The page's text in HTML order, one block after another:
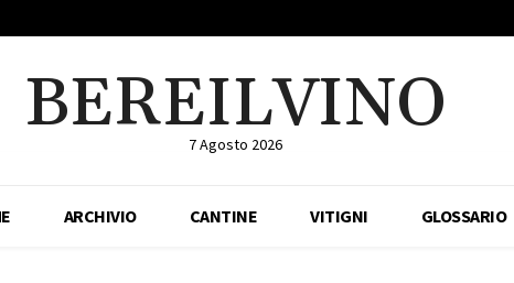
BEREILVINO
7 Agosto 2026
ARCHIVIO CANTINE VITIGNI GLOSSARIO